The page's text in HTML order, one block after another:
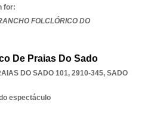
for:
FOLCLÓRICO DO
De Praias Do Sado
DO SADO 101, 2910-345, SADO
espectáculo